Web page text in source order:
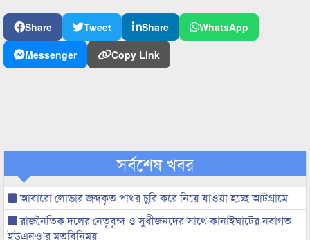
Share Tweet Share
WhatsApp
Messenger
Copy Link
সর্বশেষ খবর
আবারো লোভার জব্দকৃত পাথর চুরি করে নিয়ে যাওয়া হচ্ছে আটগ্রামে
রাজনৈতিক দলের নেতৃবৃন্দ ও সুধীজনদের সাথে কানাইঘাটের নবাগত
ইউএনও’র মতবিনিময়